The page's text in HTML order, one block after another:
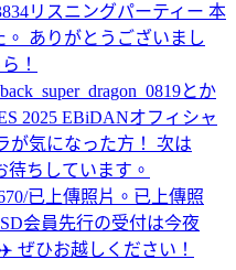
リスニングパーティー 本
。 ありがとうございまし
！
とか
2025 EBiDANオフィシャ
が気になった方！ 次は
ちしています。
已上傳照片。 已上傳照
SD会員先行の受付は今夜
ぜひお越しください！